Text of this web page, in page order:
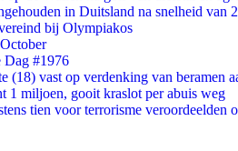
in Duitsland na snelheid van
bij Olympiakos
Dag #1976
(18) vast op verdenking van beramen
1 miljoen, gooit kraslot per abuis weg
tien voor terrorisme veroordeelden